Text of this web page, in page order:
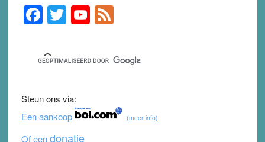
Primary
Sidebar
F
a
c
e
b
o
o
T
wi
tt
er
Y
o
u
T
b
e
F
e
d
Steun ons via:
Een aankoop
(meer info)
Of eendonatie